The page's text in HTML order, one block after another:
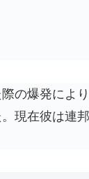
の爆発によ
現在彼は連